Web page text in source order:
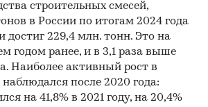
строительных смесей,
в России по итогам 2024 года
достиг 229,4 млн. тонн. Это на
годом ранее, и в 3,1 раза выше
Наиболее активный рост в
после 2020 года:
на 41,8% в 2021 году, на 20,4%